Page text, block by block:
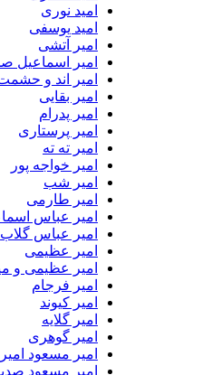
امید نوری
امید یوسفی
امیر آتشی
امیر اسماعیل صدفی
امیر اند و حشمت فغانی
امیر بقایی
امیر پدرام
امیر پرستاری
امیر ته ته
امیر خواجه پور
امیر شب
امیر طارمی
امیر عباس اسماعیلی
امیر عباس گلاب
امیر عظیمی
امیر عظیمی و میلاد بابایی
امیر فرجام
امیر کیوند
امیر گلایه
امیر گوهری
امیر مسعود امیری
امیر مسعود صدیق